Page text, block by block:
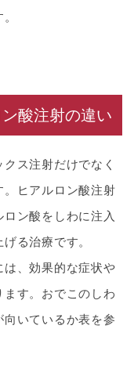
酸注射の違い
ス注射だけでなく
。ヒアルロン酸注射
ン酸をしわに注入
る治療です。
、効果的な症状や
す。おでこのしわ
いているか表を参